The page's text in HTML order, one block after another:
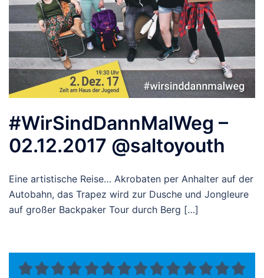
#WirSindDannMalWeg –
02.12.2017 @saltoyouth
Eine artistische Reise… Akrobaten per Anhalter auf der
Autobahn, das Trapez wird zur Dusche und Jongleure
auf großer Backpaker Tour durch Berg […]